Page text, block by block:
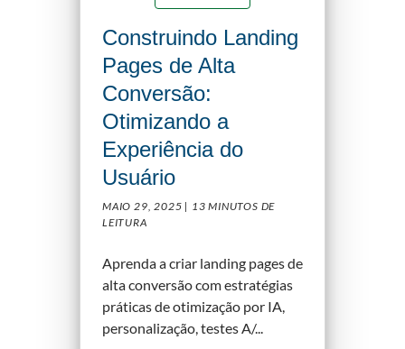
Construindo Landing
Pages de Alta
Conversão:
Otimizando a
Experiência do
Usuário
MAIO 29, 2025 | 13 MINUTOS DE
LEITURA
Aprenda a criar landing pages de
alta conversão com estratégias
práticas de otimização por IA,
personalização, testes A/...